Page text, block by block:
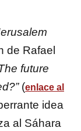
de Rafael
future
(enlace al
idea
al Sáhara